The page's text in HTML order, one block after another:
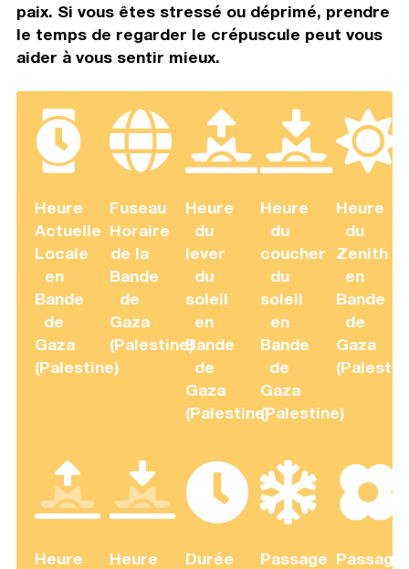
paix. Si vous êtes stressé ou déprimé, prendre
le temps de regarder le crépuscule peut vous
aider à vous sentir mieux.
Heure
Actuelle
Locale
en
Bande
de
Gaza
(Palestine)
Fuseau
Horaire
de la
Bande
de
Gaza
(Palestine)
Heure
du
lever
du
soleil
en
Bande
de
Gaza
(Palestine)
Heure
du
coucher
du
soleil
en
Bande
de
Gaza
(Palestine)
Heure
du
Zenith
en
Bande
de
Gaza
Heure Heure Durée Passage Passage